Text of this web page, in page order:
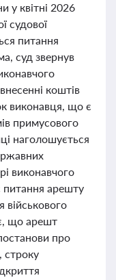
у квітні 2026
судової
питання
суд звернув
коштів
виконавця, що є
примусового
наголошується
виконавчого
арешту
військового
що арешт
про
строку